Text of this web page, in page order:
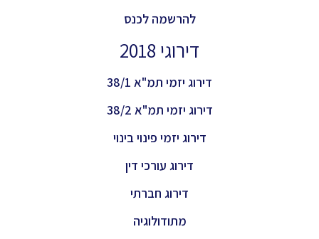
להרשמה לכנס
דירוגי 2018
דירוג יזמי תמ"א 38/1
דירוג יזמי תמ"א 38/2
דירוג יזמי פינוי בינוי
דירוג עורכי דין
דירוג חברתי
מתודולוגיה